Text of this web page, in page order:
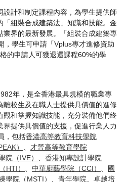
計和制定課程內容，為學生提供師
「組裝合成建築法」知識和技能。金
業界的最新發展。「組裝合成建築專
，學生可申請「Vplus專才進修資助
的申請人可獲退還課程60%的學
年，是全香港最具規模的職業專
離校生及在職人士提供具價值的進修
和掌握知識技能，充分裝備他們終
提供具價值的支援，促進行業人力
，包括香港高等教育科技學院
）
才晉高等教育學院
院（IVE）
香港知專設計學院
HTI） 中華廚藝學院（CCI）
國
學院（MSTI） 青年學院
卓越培